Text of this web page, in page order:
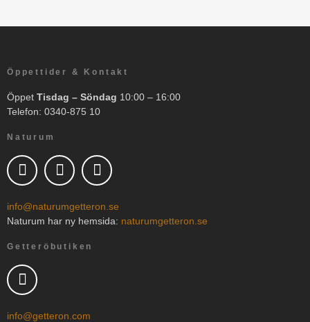
Öppettider & Kontakt
Öppet Tisdag – Söndag 10:00 – 16:00
Telefon: 0340-875 10
Naturum
info@naturumgetteron.se
Naturum har ny hemsida: naturumgetteron.se
Getteröbutiken
info@getteron.com